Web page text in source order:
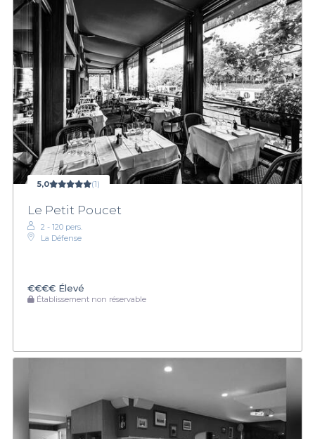
5,0 (1)
Le Petit Poucet
2 - 120 pers.
La Défense
€€€€ Élevé
Établissement non réservable